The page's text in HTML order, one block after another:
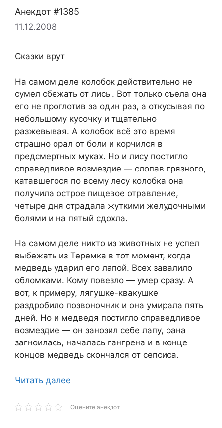
Анекдот #1385
11.12.2008
Сказки врут
На самом деле колобок действительно не
сумел сбежать от лисы. Вот только съела она
его не проглотив за один раз, а откусывая по
небольшому кусочку и тщательно
разжевывая. А колобок всё это время
страшно орал от боли и корчился в
предсмертных муках. Но и лису постигло
справедливое возмездие — слопав грязного,
катавшегося по всему лесу колобка она
получила острое пищевое отравление,
четыре дня страдала жуткими желудочными
болями и на пятый сдохла.
На самом деле никто из животных не успел
выбежать из Теремка в тот момент, когда
медведь ударил его лапой. Всех завалило
обломками. Кому повезло — умер сразу. А
вот, к примеру, лягушке-квакушке
раздробило позвоночник и она умирала пять
дней. Но и медведя постигло справедливое
возмездие — он занозил себе лапу, рана
загноилась, началась гангрена и в конце
концов медведь скончался от сепсиса.
Читать далее
Оцените анекдот